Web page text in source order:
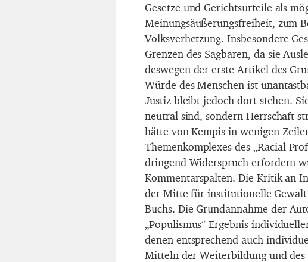
Gesetze und Gerichtsurteile als
Meinungsäußerungsfreiheit, zum
Volksverhetzung. Insbesondere
Grenzen des Sagbaren, da sie
deswegen der erste Artikel des
Würde des Menschen ist
Justiz bleibt jedoch dort stehen.
neutral sind, sondern Herrschaft
hätte von Kempis in wenigen
Themenkomplexes des „Racial
dringend Widerspruch erfordern
Kommentarspalten. Die Kritik an
der Mitte für institutionelle Gewalt
Buchs. Die Grundannahme der
„Populismus“ Ergebnis
denen entsprechend auch
Mitteln der Weiterbildung und des